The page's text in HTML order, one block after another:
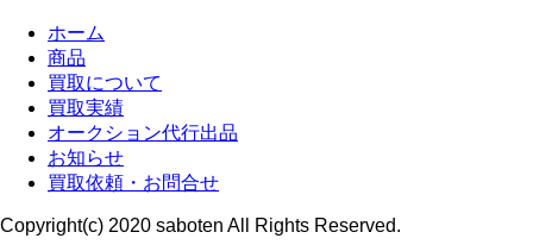
ホーム
商品
買取について
買取実績
オークション代行出品
お知らせ
買取依頼・お問合せ
Copyright(c) 2020 saboten All Rights Reserved.